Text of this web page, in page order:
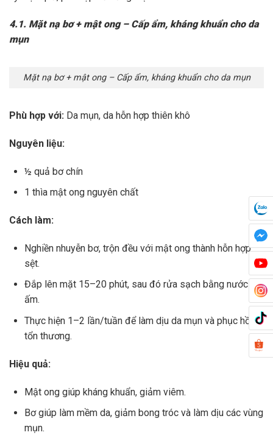
4.1. Mặt nạ bơ + mật ong – Cấp ẩm, kháng khuẩn cho da
mụn
Mặt nạ bơ + mật ong – Cấp ẩm, kháng khuẩn cho da mụn
Phù hợp với: Da mụn, da hỗn hợp thiên khô
Nguyên liệu:
½ quả bơ chín
1 thìa mật ong nguyên chất
Cách làm:
Nghiền nhuyễn bơ, trộn đều với mật ong thành hỗn hợp
sệt.
Đắp lên mặt 15–20 phút, sau đó rửa sạch bằng nước
ấm.
Thực hiện 1–2 lần/tuần để làm dịu da mụn và phục hồi
tổn thương.
Hiệu quả:
Mật ong giúp kháng khuẩn, giảm viêm.
Bơ giúp làm mềm da, giảm bong tróc và làm dịu các vùng
mụn.